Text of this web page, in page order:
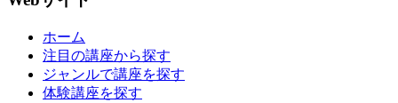
ホーム
注目の講座から探す
ジャンルで講座を探す
体験講座を探す